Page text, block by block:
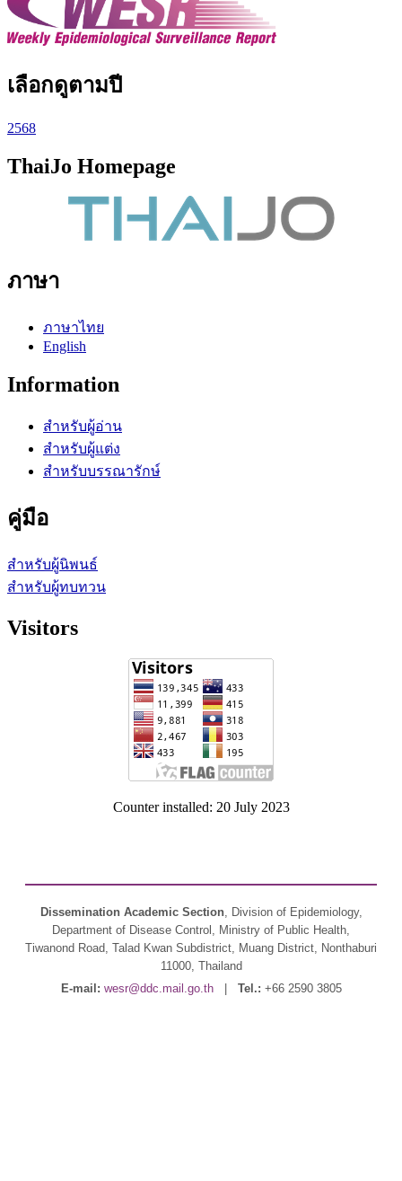
เลือกดูตามปี
2568
ThaiJo Homepage
ภาษา
ภาษาไทย
English
Information
สำหรับผู้อ่าน
สำหรับผู้แต่ง
สำหรับบรรณารักษ์
คู่มือ
สำหรับผู้นิพนธ์
สำหรับผู้ทบทวน
Visitors
Counter installed: 20 July 2023
Dissemination Academic Section, Division of Epidemiology,
Department of Disease Control, Ministry of Public Health,
Tiwanond Road, Talad Kwan Subdistrict, Muang District, Nonthaburi
11000, Thailand
E-mail: wesr@ddc.mail.go.th| Tel.: +66 2590 3805